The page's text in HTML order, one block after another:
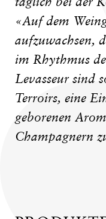
«Auf dem
aufzuwachsen,
im Rhythmus
Levasseur sind
Terroirs, eine
geborenen
Champagnern